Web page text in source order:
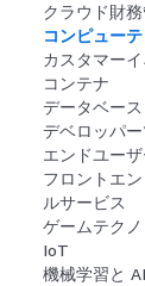
クラウド財
コンピュー
カスタマー
コンテナ
データベース
デベロッパ
エンドユー
フロントエ
ルサービス
ゲームテク
IoT
機械学習と AI